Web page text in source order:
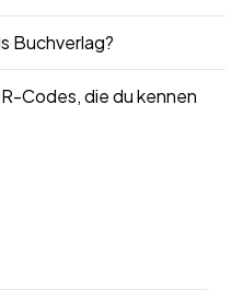
Buchverlag?
Codes, die du kennen